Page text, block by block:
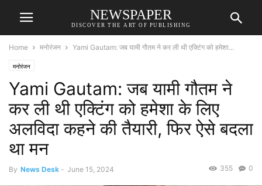
NEWSPAPER
DISCOVER THE ART OF PUBLISHING
Home मनोरंजन Yami Gautam: जब यामी गौतम ने कर ली थी एक्टिंग को हमेशा...
मनोरंजन
Yami Gautam: जब यामी गौतम ने
कर ली थी एक्टिंग को हमेशा के लिए
अलविदा कहने की तैयारी, फिर ऐसे बदला
था मन
By News Desk - June 15, 2024 0
355